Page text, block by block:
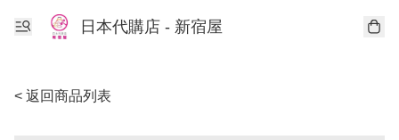
日本代購店 - 新宿屋
< 返回商品列表